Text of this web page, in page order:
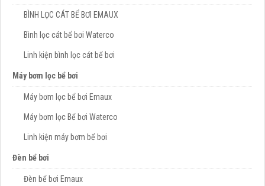
BÌNH LỌC CÁT BỂ BƠI EMAUX
Bình lọc cát bể bơi Waterco
Linh kiện bình lọc cát bể bơi
Máy bơm lọc bể bơi
Máy bơm lọc bể bơi Emaux
Máy bơm lọc Bể bơi Waterco
Linh kiện máy bơm bể bơi
Đèn bể bơi
Đèn bể bơi Emaux